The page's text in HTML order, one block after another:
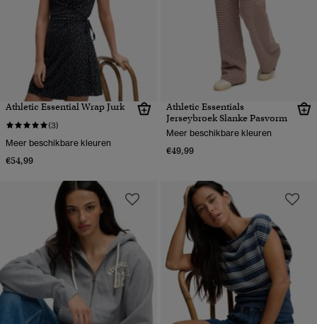
Athletic Essential Wrap Jurk
(3)
Meer beschikbare kleuren
€54,99
Athletic Essentials
Jerseybroek Slanke Pasvorm
Meer beschikbare kleuren
€49,99